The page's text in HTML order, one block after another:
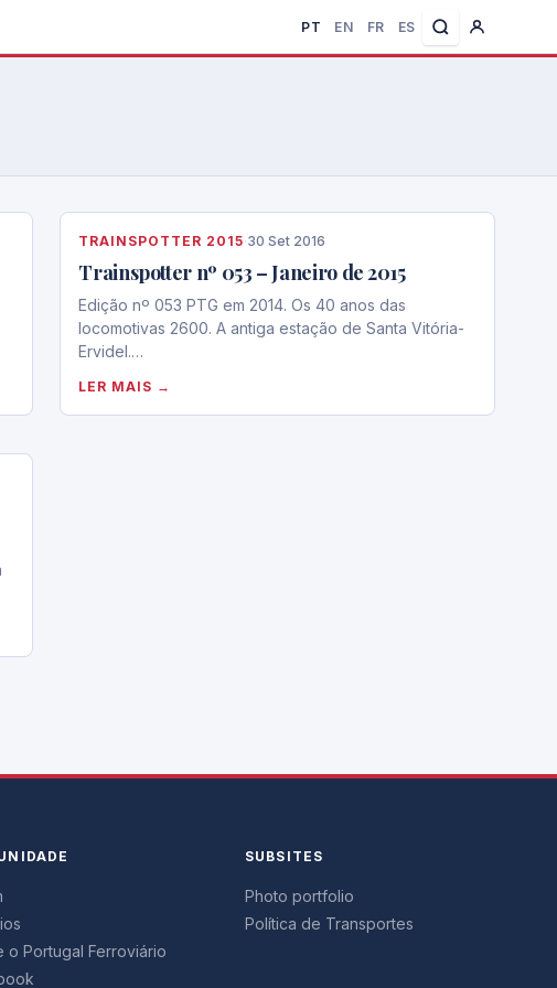
PT EN FR ES
TRAINSPOTTER 2015·30 Set 2016
Trainspotter nº 053 – Janeiro de 2015
Edição nº 053 PTG em 2014. Os 40 anos das
locomotivas 2600. A antiga estação de Santa Vitória-
Ervidel.…
LER MAIS →
o Portugal Ferroviário
SUBSITES
Photo portfolio
Política de Transportes